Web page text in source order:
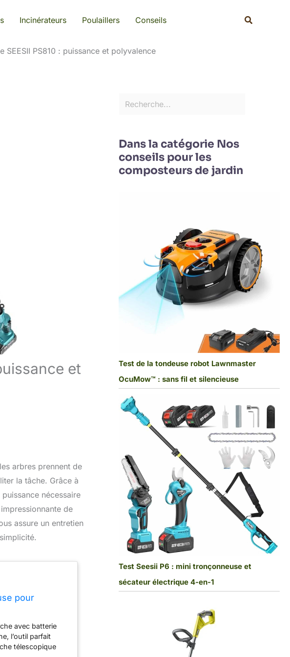
Incinérateurs Poulaillers Conseils
SEESII PS810 : puissance et polyvalence
et
arbres prennent de
la tâche. Grâce à
nécessaire
de
assure un entretien
pour
avec batterie
l’outil parfait
télescopique
Dans la catégorie Nos
conseils pour les
composteurs de jardin
Test de la tondeuse robot Lawnmaster
OcuMow™ : sans fil et silencieuse
Test Seesii P6 : mini tronçonneuse et
sécateur électrique 4-en-1